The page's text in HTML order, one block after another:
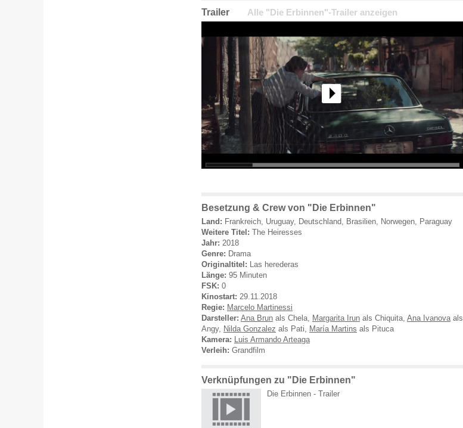
Trailer Alle "Die Erbinnen"-Trailer anzeigen
Besetzung & Crew von "Die Erbinnen"
Land: Frankreich, Uruguay, Deutschland, Brasilien, Norwegen, Paraguay
Weitere Titel: The Heiresses
Jahr: 2018
Genre: Drama
Originaltitel: Las herederas
Länge: 95 Minuten
FSK: 0
Kinostart: 29.11.2018
Regie: Marcelo Martinessi
Darsteller: Ana Brun als Chela, Margarita Irun als Chiquita, Ana Ivanovaals
Angy, Nilda Gonzalez als Pati, María Martins als Pituca
Kamera: Luis Armando Arteaga
Verleih: Grandfilm
Verknüpfungen zu "Die Erbinnen"
Die Erbinnen - Trailer